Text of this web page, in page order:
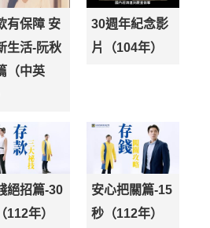
有保障 安
生活-阮秋
（中英
30週年紀念影
片（104年）
絕招篇-30
112年）
安心把關篇-15
秒（112年）